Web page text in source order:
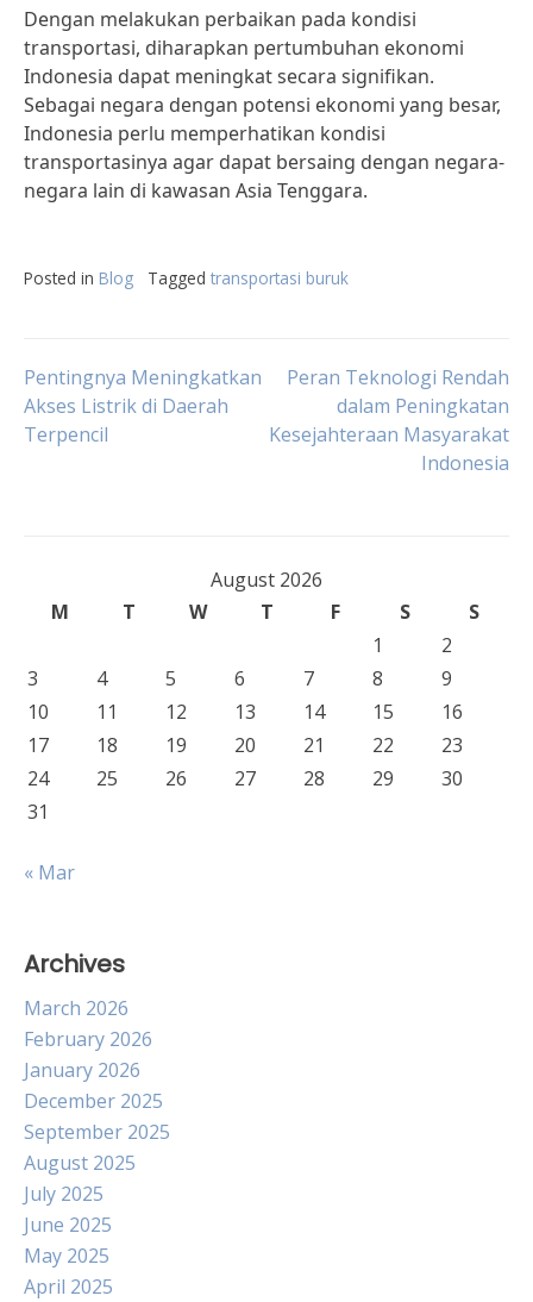
Dengan melakukan perbaikan pada kondisi
transportasi, diharapkan pertumbuhan ekonomi
Indonesia dapat meningkat secara signifikan.
Sebagai negara dengan potensi ekonomi yang besar,
Indonesia perlu memperhatikan kondisi
transportasinya agar dapat bersaing dengan negara-
negara lain di kawasan Asia Tenggara.
Posted in Blog Tagged transportasi buruk
Post
navigation
Pentingnya Meningkatkan
Akses Listrik di Daerah
Terpencil
Peran Teknologi Rendah
dalam Peningkatan
Kesejahteraan Masyarakat
Indonesia
August 2026
M
T W T F S
S
1
2
3
4 5 6 7 8
9
10
11 12 13 14 15
16
17
18 19 20 21 22
23
24
25 26 27 28 29
30
31
« Mar
Archives
March 2026
February 2026
January 2026
December 2025
September 2025
August 2025
July 2025
June 2025
May 2025
April 2025